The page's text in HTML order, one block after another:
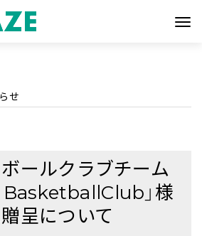
せ
ールクラブチーム
BasketballClub」様
呈について